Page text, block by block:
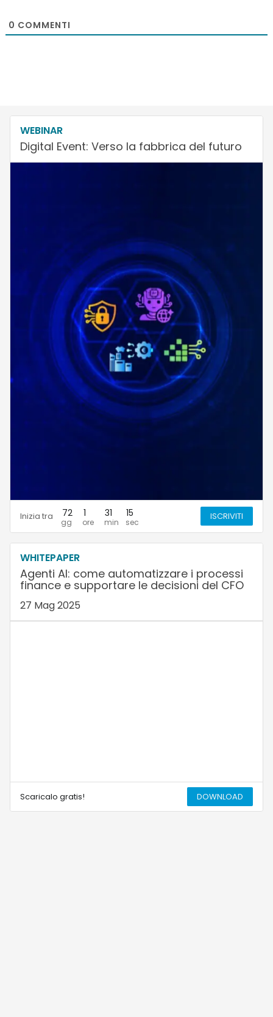
0 COMMENTI
WEBINAR
Digital Event: Verso la fabbrica del futuro
Inizia tra 72 1 31 14 ISCRIVITI
WHITEPAPER
Agenti AI: come automatizzare i processi
finance e supportare le decisioni del CFO
27 Mag 2025
Scaricalo gratis! DOWNLOAD